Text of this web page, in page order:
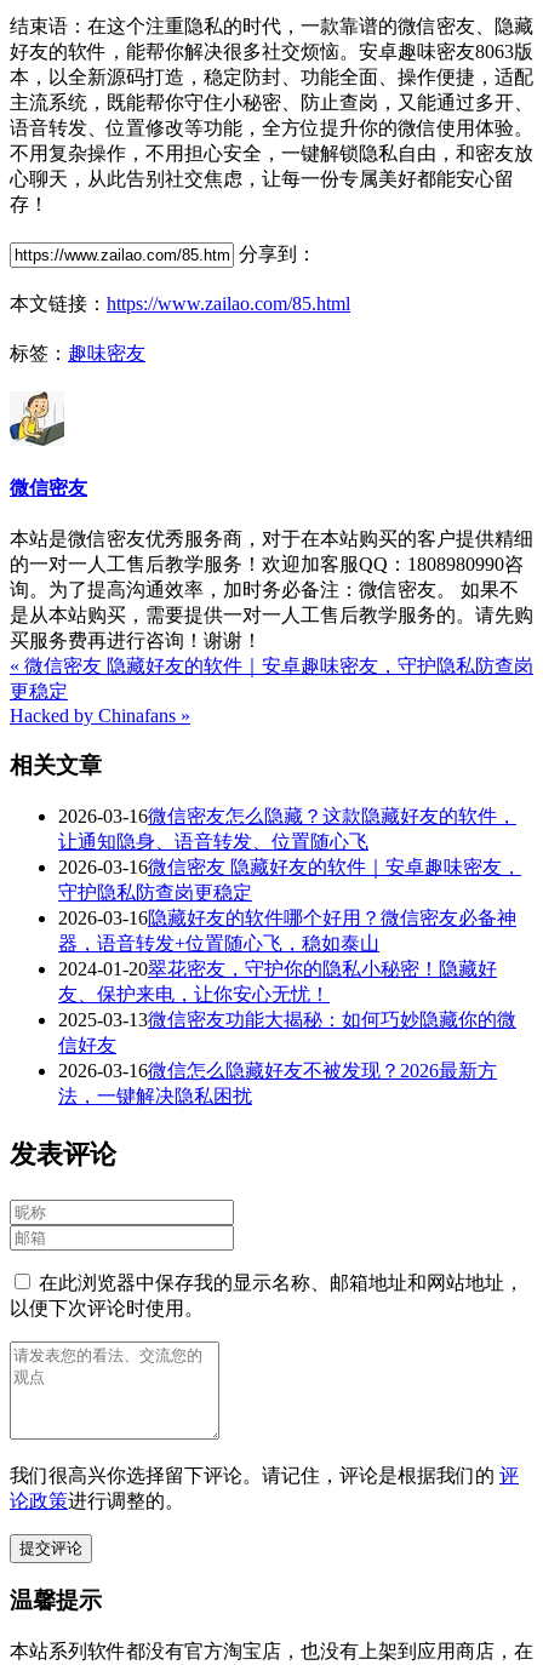
结束语：在这个注重隐私的时代，一款靠谱的微信密友、隐藏
好友的软件，能帮你解决很多社交烦恼。安卓趣味密友8063版
本，以全新源码打造，稳定防封、功能全面、操作便捷，适配
主流系统，既能帮你守住小秘密、防止查岗，又能通过多开、
语音转发、位置修改等功能，全方位提升你的微信使用体验。
不用复杂操作，不用担心安全，一键解锁隐私自由，和密友放
心聊天，从此告别社交焦虑，让每一份专属美好都能安心留
存！
分享到：
本文链接： https://www.zailao.com/85.html
标签： 趣味密友
微信密友
本站是微信密友优秀服务商，对于在本站购买的客户提供精细
的一对一人工售后教学服务！欢迎加客服QQ：1808980990咨
询。为了提高沟通效率，加时务必备注：微信密友。 如果不
是从本站购买，需要提供一对一人工售后教学服务的。请先购
买服务费再进行咨询！谢谢！
« 微信密友 隐藏好友的软件｜安卓趣味密友，守护隐私防查岗
更稳定
Hacked by Chinafans »
相关文章
2026-03-16微信密友怎么隐藏？这款隐藏好友的软件，
让通知隐身、语音转发、位置随心飞
2026-03-16微信密友 隐藏好友的软件｜安卓趣味密友，
守护隐私防查岗更稳定
2026-03-16隐藏好友的软件哪个好用？微信密友必备神
器，语音转发+位置随心飞，稳如泰山
2024-01-20翠花密友，守护你的隐私小秘密！隐藏好
友、保护来电，让你安心无忧！
2025-03-13微信密友功能大揭秘：如何巧妙隐藏你的微
信好友
2026-03-16微信怎么隐藏好友不被发现？2026最新方
法，一键解决隐私困扰
发表评论
在此浏览器中保存我的显示名称、邮箱地址和网站地址，
以便下次评论时使用。
我们很高兴你选择留下评论。请记住，评论是根据我们的 评
论政策进行调整的。
温馨提示
本站系列软件都没有官方淘宝店，也没有上架到应用商店，在